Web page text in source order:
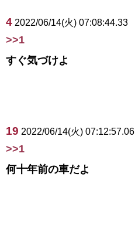
4 2022/06/14(火) 07:08:44.33
>>1
すぐ気づけよ
19 2022/06/14(火) 07:12:57.06
>>1
何十年前の車だよ